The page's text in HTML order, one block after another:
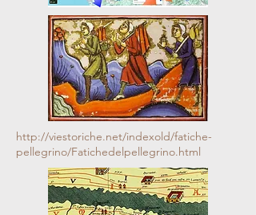
http://viestoriche.net/indexold/fatiche-
pellegrino/Fatichedelpellegrino.html